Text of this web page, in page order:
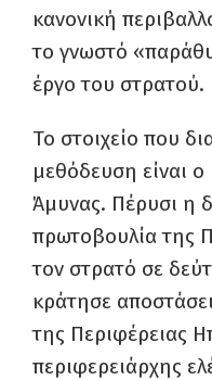
κανονική
το γνωστό
έργο του στρατού.
Το στοιχείο που
μεθόδευση είναι
Άμυνας. Πέρυσι η
πρωτοβουλία της
τον στρατό σε
κράτησε
της Περιφέρειας
περιφερειάρχης